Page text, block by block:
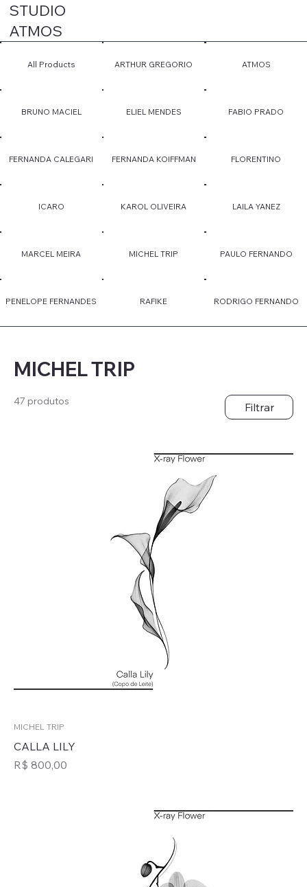
STUDIO
ATMOS
All Products ARTHUR GREGORIO ATMOS
BRUNO MACIEL ELIEL MENDES FABIO PRADO
FERNANDA CALEGARI FERNANDA KOIFFMAN FLORENTINO
ICARO KAROL OLIVEIRA LAILA YANEZ
MARCEL MEIRA MICHEL TRIP PAULO FERNANDO
PENELOPE FERNANDES RAFIKE RODRIGO FERNANDO
MICHEL TRIP
47 produtos Filtrar
MICHEL TRIP
CALLA LILY
Preço
R$ 800,00